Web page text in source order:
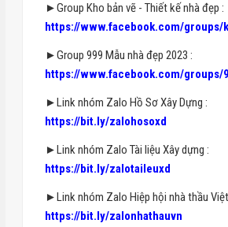
►Group Kho bản vẽ - Thiết kế nhà đẹp :
https://www.facebook.com/groups/
►Group 999 Mẫu nhà đẹp 2023 :
https://www.facebook.com/groups/
►Link nhóm Zalo Hồ Sơ Xây Dựng :
https://bit.ly/zalohosoxd
►Link nhóm Zalo Tài liệu Xây dựng :
https://bit.ly/zalotaileuxd
►Link nhóm Zalo Hiệp hội nhà thầu
https://bit.ly/zalonhathauvn